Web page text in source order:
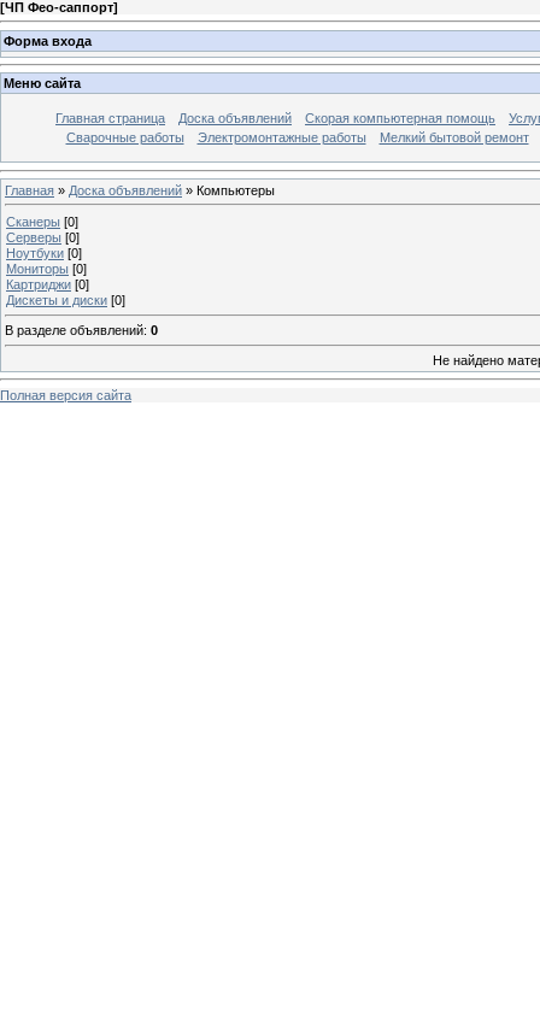
[ЧП Фео-саппорт]
Форма входа
Меню сайта
Главная страница Доска объявлений Скорая компьютерная помощь
Сварочные работы
Электромонтажные работы Мелкий бытовой ремонт
Главная » Доска объявлений » Компьютеры
Сканеры [0]
Серверы [0]
Ноутбуки [0]
Мониторы [0]
Картриджи [0]
Дискеты и диски [0]
В разделе объявлений: 0
Не найдено
Полная версия сайта